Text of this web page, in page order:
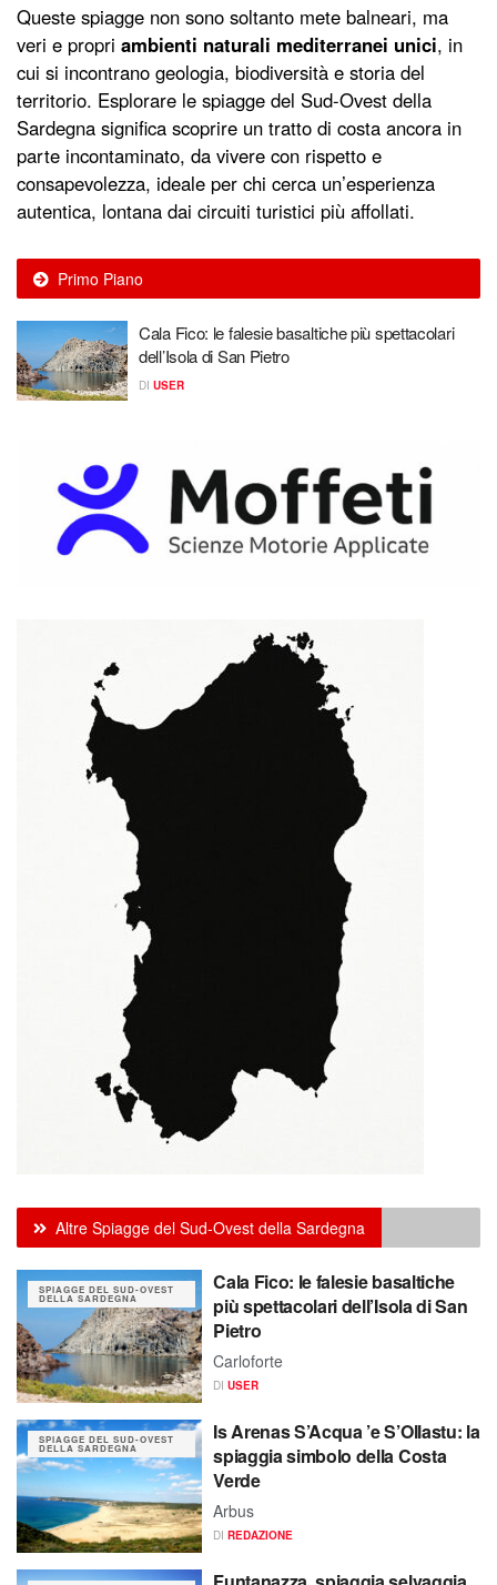
Queste spiagge non sono soltanto mete balneari, ma
veri e propri ambienti naturali mediterranei unici, in
cui si incontrano geologia, biodiversità e storia del
territorio. Esplorare le spiagge del Sud-Ovest della
Sardegna significa scoprire un tratto di costa ancora in
parte incontaminato, da vivere con rispetto e
consapevolezza, ideale per chi cerca un’esperienza
autentica, lontana dai circuiti turistici più affollati.
Primo Piano
Cala Fico: le falesie basaltiche più spettacolari
dell’Isola di San Pietro
DI USER
Altre Spiagge del Sud-Ovest della Sardegna
SPIAGGE DEL SUD-OVEST
DELLA SARDEGNA
Cala Fico: le falesie basaltiche
più spettacolari dell’Isola di San
Pietro
Carloforte
DI USER
SPIAGGE DEL SUD-OVEST
DELLA SARDEGNA
Is Arenas S’Acqua ’e S’Ollastu: la
spiaggia simbolo della Costa
Verde
Arbus
DI REDAZIONE